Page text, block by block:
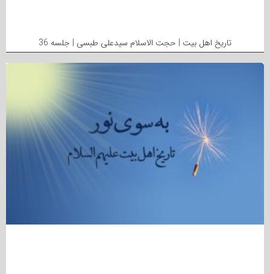
تاریخ اهل بیت | حجت الاسلام سیدعلی طبسی | جلسه 36